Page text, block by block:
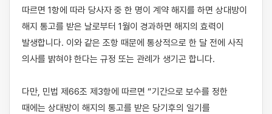
따르면 1항에 따라 당사자 중 한 명이 계약 해지를 하면 상대방이
해지 통고를 받은 날로부터 1월이 경과하면 해지의 효력이
발생합니다. 이와 같은 조항 때문에 통상적으로 한 달 전에 사직
의사를 밝혀야 한다는 규정 또는 관례가 생기곤 합니다.
다만, 민법 제66조 제3항에 따르면 “기간으로 보수를 정한
때에는 상대방이 해지의 통고를 받은 당기후의 일기를